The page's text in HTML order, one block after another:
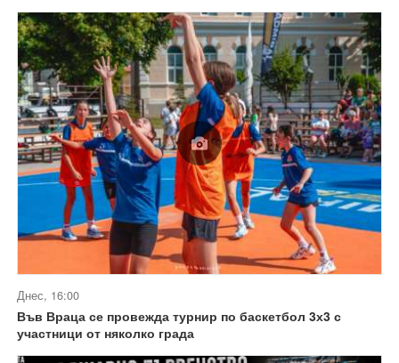
Днес, 16:00
Във Враца се провежда турнир по баскетбол 3х3 с
участници от няколко града